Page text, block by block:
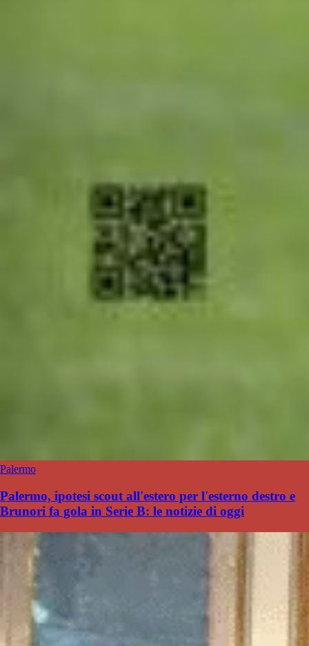
Palermo
Palermo, ipotesi scout all'estero per l'esterno destro e
Brunori fa gola in Serie B: le notizie di oggi